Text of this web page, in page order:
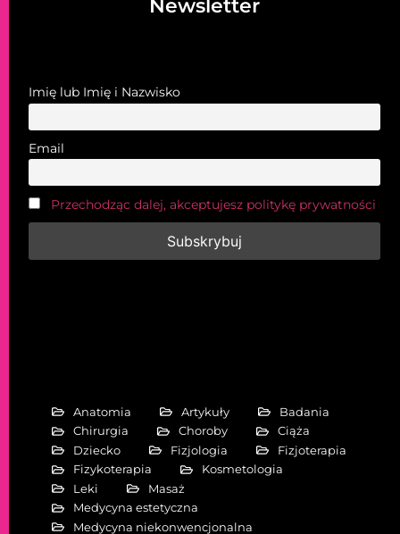
Newsletter
Imię lub Imię i Nazwisko
Email
Przechodząc dalej, akceptujesz politykę prywatności
Anatomia Artykuły
Badania
Chirurgia
Choroby
Ciąża
Dziecko
Fizjologia
Fizjoterapia
Fizykoterapia
Kosmetologia
Leki
Masaż
Medycyna estetyczna
Medycyna niekonwencjonalna